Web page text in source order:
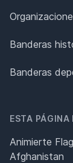
Banderas
Banderas
ESTA
Animierte
Afghanistan